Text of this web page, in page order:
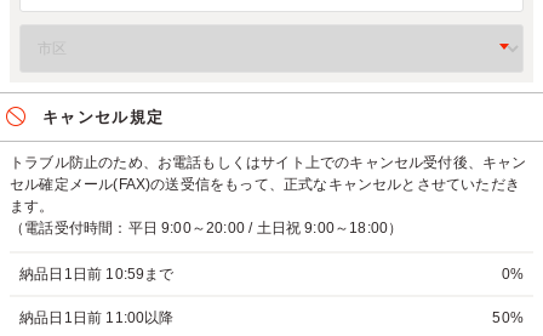
キャンセル規定
トラブル防止のため、お電話もしくはサイト上でのキャンセル受付後、キャン
セル確定メール(FAX)の送受信をもって、正式なキャンセルとさせていただき
ます。
（電話受付時間：平日 9:00～20:00 / 土日祝 9:00～18:00）
納品日1日前 10:59まで 0%
納品日1日前 11:00以降 50%